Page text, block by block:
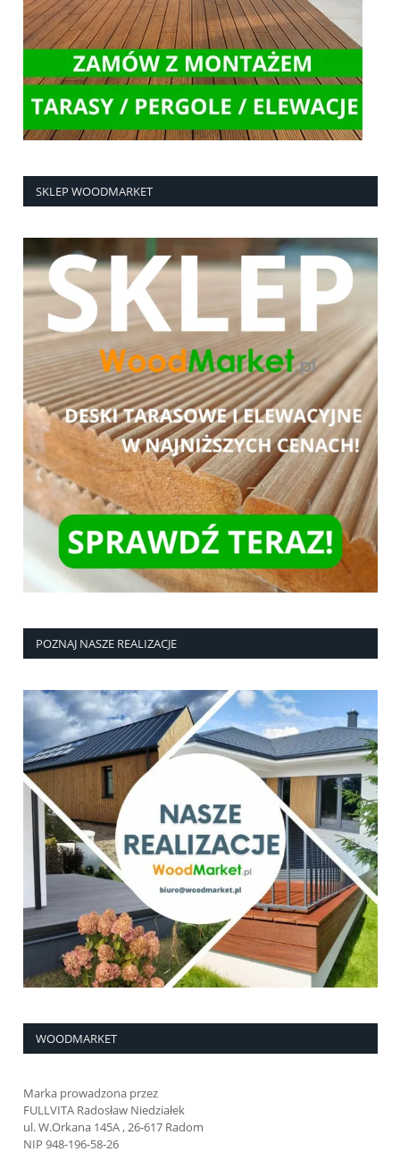
SKLEP WOODMARKET
POZNAJ NASZE REALIZACJE
WOODMARKET
Marka prowadzona przez
FULLVITA Radosław Niedziałek
ul. W.Orkana 145A , 26-617 Radom
NIP 948-196-58-26